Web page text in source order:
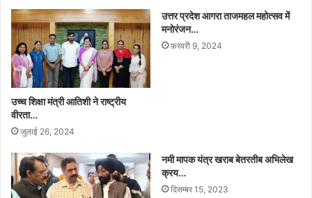
उच्च शिक्षा मंत्री आतिशी ने राष्ट्रीय
वीरता…
जुलाई 26, 2024
उत्तर प्रदेश आगरा ताजमहल महोत्सव में
मनोरंजन…
फ़रवरी 9, 2024
नमी मापक यंत्र खराब बेतरतीब अभिलेख
क्रय…
दिसम्बर 15, 2023